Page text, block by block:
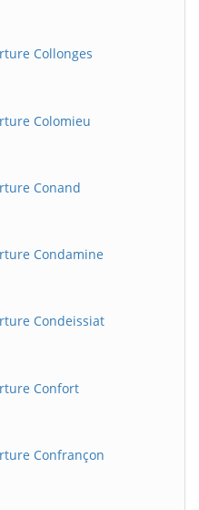
Collonges
Colomieu
Conand
Condamine
Condeissiat
Confort
Confrançon